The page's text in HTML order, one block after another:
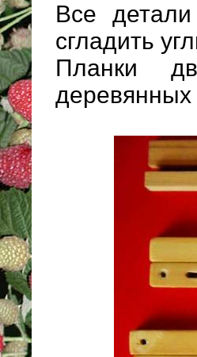
Все
сгладить
Планки
деревянных